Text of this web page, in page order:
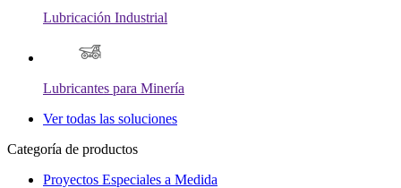
Lubricación Industrial
Lubricantes para Minería
Ver todas las soluciones
Categoría de productos
Proyectos Especiales a Medida